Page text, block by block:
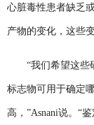
心脏毒性患者缺乏
产物的变化，这些
“我们希望这些研
标志物可用于确定
高，”Asnani说。“